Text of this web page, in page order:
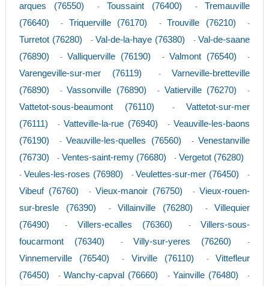
arques (76550)
- Toussaint (76400) - Tremauville
(76640)
- Triquerville (76170) - Trouville (76210) -
Turretot (76280) - Val-de-la-haye (76380) - Val-de-saane
(76890)
- Valliquerville (76190) - Valmont (76540) -
Varengeville-sur-mer (76119) - Varneville-bretteville
(76890)
- Vassonville (76890) - Vatierville (76270) -
Vattetot-sous-beaumont (76110) - Vattetot-sur-mer
(76111)
- Vatteville-la-rue (76940) - Veauville-les-baons
(76190)
- Veauville-les-quelles (76560) - Venestanville
(76730)
- Ventes-saint-remy (76680) - Vergetot (76280)
- Veules-les-roses (76980) - Veulettes-sur-mer (76450) -
Vibeuf (76760) - Vieux-manoir (76750) - Vieux-rouen-
sur-bresle (76390)
- Villainville (76280) - Villequier
(76490)
- Villers-ecalles (76360) - Villers-sous-
foucarmont (76340)
- Villy-sur-yeres (76260) -
Vinnemerville (76540) - Virville (76110) - Vittefleur
(76450)
-Wanchy-capval (76660) - Yainville (76480) -